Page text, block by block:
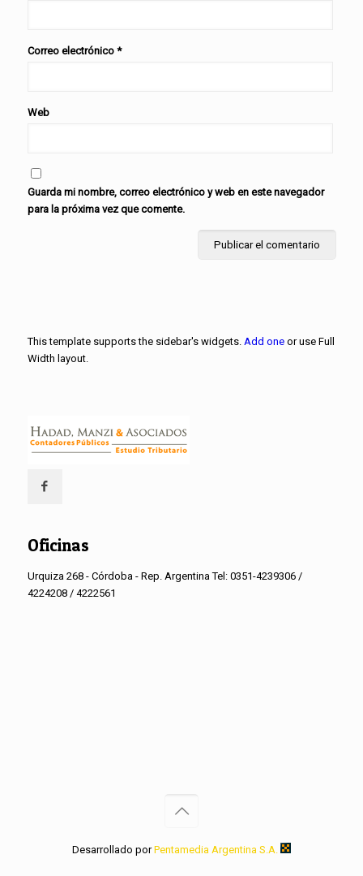
Correo electrónico *
Web
Guarda mi nombre, correo electrónico y web en este navegador
para la próxima vez que comente.
This template supports the sidebar's widgets. Add oneor use Full
Width layout.
Oficinas
Urquiza 268 - Córdoba - Rep. Argentina Tel: 0351-4239306 /
4224208 / 4222561
Desarrollado porPentamedia Argentina S.A.